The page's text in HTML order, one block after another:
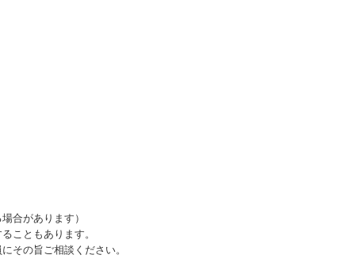
合があります）
こともあります。
その旨ご相談ください。